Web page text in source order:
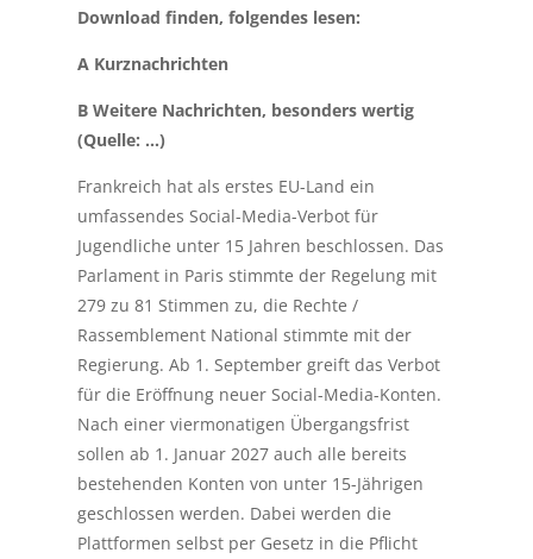
Download finden, folgendes lesen:
A Kurznachrichten
B Weitere Nachrichten, besonders wertig
(Quelle: …)
Frankreich hat als erstes EU-Land ein
umfassendes Social-Media-Verbot für
Jugendliche unter 15 Jahren beschlossen. Das
Parlament in Paris stimmte der Regelung mit
279 zu 81 Stimmen zu, die Rechte /
Rassemblement National stimmte mit der
Regierung. Ab 1. September greift das Verbot
für die Eröffnung neuer Social-Media-Konten.
Nach einer viermonatigen Übergangsfrist
sollen ab 1. Januar 2027 auch alle bereits
bestehenden Konten von unter 15-Jährigen
geschlossen werden. Dabei werden die
Plattformen selbst per Gesetz in die Pflicht